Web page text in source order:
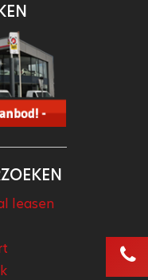
leasen